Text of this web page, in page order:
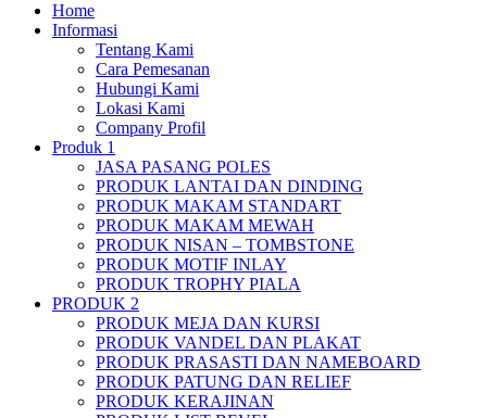
Home
Informasi
Tentang Kami
Cara Pemesanan
Hubungi Kami
Lokasi Kami
Company Profil
Produk 1
JASA PASANG POLES
PRODUK LANTAI DAN DINDING
PRODUK MAKAM STANDART
PRODUK MAKAM MEWAH
PRODUK NISAN – TOMBSTONE
PRODUK MOTIF INLAY
PRODUK TROPHY PIALA
PRODUK 2
PRODUK MEJA DAN KURSI
PRODUK VANDEL DAN PLAKAT
PRODUK PRASASTI DAN NAMEBOARD
PRODUK PATUNG DAN RELIEF
PRODUK KERAJINAN